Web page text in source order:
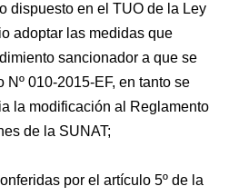
dispuesto en el TUO de la Ley
adoptar las medidas que
sancionador a que se
010-2015-EF, en tanto se
la modificación al Reglamento
de la SUNAT;
por el artículo 5º de la